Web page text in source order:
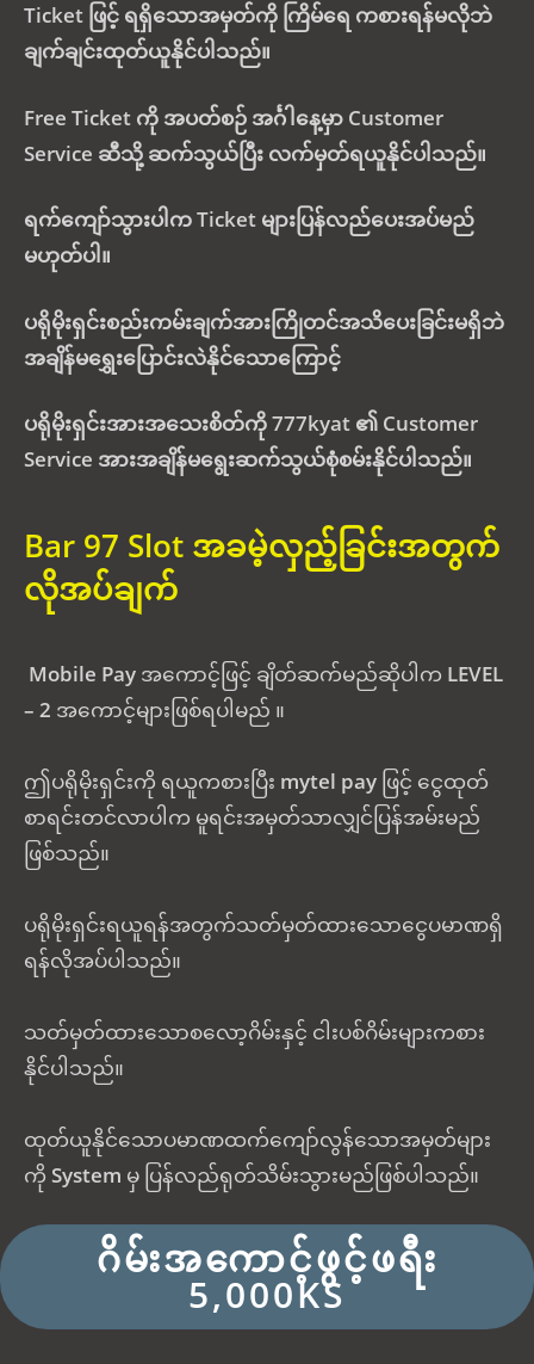
Ticket ဖြင့် ရရှိသောအမှတ်ကို ကြိမ်ရေ ကစားရန်မလိုဘဲ
ချက်ချင်းထုတ်ယူနိုင်ပါသည်။
Free Ticket ကို အပတ်စဉ် အင်္ဂါနေ့မှာ Customer
Service ဆီသို့ ဆက်သွယ်ပြီး လက်မှတ်ရယူနိုင်ပါသည်။
ရက်ကျော်သွားပါက Ticket များပြန်လည်ပေးအပ်မည်
မဟုတ်ပါ။
ပရိုမိုးရှင်းစည်းကမ်းချက်အားကြိုတင်အသိပေးခြင်းမရှိဘဲ
အချိန်မရွှေးပြောင်းလဲနိုင်သောကြောင့်
ပရိုမိုးရှင်းအားအသေးစိတ်ကို 777kyat ၏ Customer
Service အားအချိန်မရွေးဆက်သွယ်စုံစမ်းနိုင်ပါသည်။
Bar 97 Slot အခမဲ့လှည့်ခြင်းအတွက်
လိုအပ်ချက်
Mobile Pay အကောင့်ဖြင့် ချိတ်ဆက်မည်ဆိုပါက LEVEL
– 2 အကောင့်များဖြစ်ရပါမည် ။
ဤပရိုမိုးရှင်းကို ရယူကစားပြီး mytel pay ဖြင့် ငွေထုတ်
စာရင်းတင်လာပါက မူရင်းအမှတ်သာလျှင်ပြန်အမ်းမည်
ဖြစ်သည်။
ပရိုမိုးရှင်းရယူရန်အတွက်သတ်မှတ်ထားသောငွေပမာဏရှိ
ရန်လိုအပ်ပါသည်။
သတ်မှတ်ထားသောစလော့ဂိမ်းနှင့် ငါးပစ်ဂိမ်းများကစား
နိုင်ပါသည်။
ထုတ်ယူနိုင်သောပမာဏထက်‌ကျော်လွန်သောအမှတ်များ
ကို System မှ ပြန်လည်ရုတ်သိမ်းသွားမည်ဖြစ်ပါသည်။
ဂိမ်းအကောင့်ဖွင့်ဖရီး
5,000KS